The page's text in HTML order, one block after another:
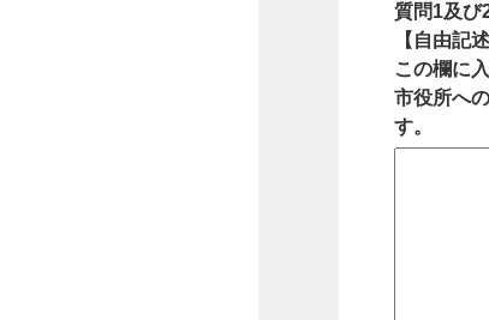
質問1及び
【自由記述
この欄に
市役所へ
す。